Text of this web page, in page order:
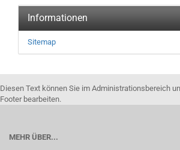
Informationen
Sitemap
Diesen Text können Sie im Administrationsbereich
Footer bearbeiten.
MEHR ÜBER...